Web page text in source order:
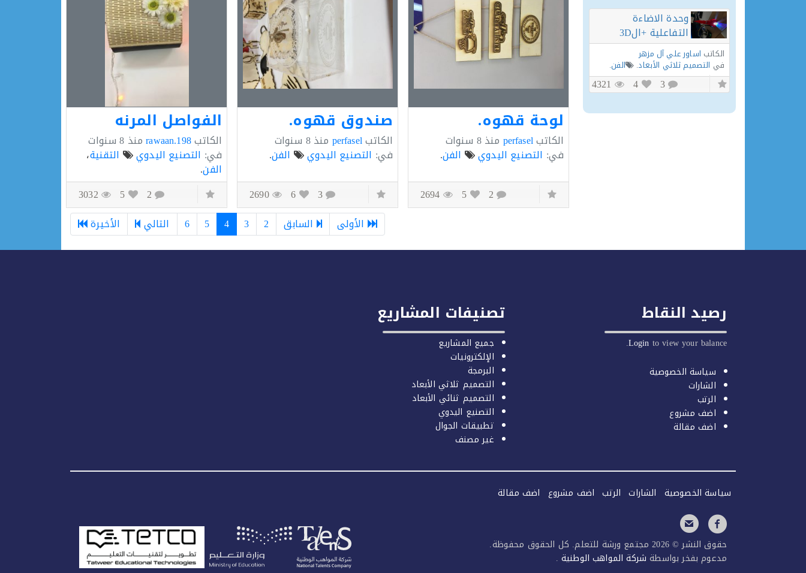
لوحة قهوه.
الكاتبperfasel منذ8 سنوات
في: التصنيع اليدوي الفن.
2
صندوق قهوه.
الكاتبperfasel منذ8 سنوات
في: التصنيع اليدوي الفن.
3
2690
الفواصل المرنه
الكاتبrawaan.198 منذ 8 سنوات
في: التصنيع اليدوي التقنية،
الفن.
2
الأولى
السابق 2
3
4
5
6 التالي الأخيرة
وحدة الاضاءة
التفاعلية +ال3D
الكاتب اساور علي آل مزهر
في التصميم ثلاثي الأبعاد. الفن.
3
رصيد النقاط
Login to view your balance.
سياسة الخصوصية
الشارات
الرتب
اضف مشروع
اضف مقالة
تصنيفات المشاريع
جميع المشاريع
الإلكترونيات
البرمجة
التصميم ثلاثي الأبعاد
التصميم ثنائي الأبعاد
التصنيع اليدوي
تطبيقات الجوال
غير مصنف
سياسة الخصوصية الشارات الرتب اضف مشروع اضف مقالة
حقوق النشر © 2026 مجتمع ورشة للتعلم. كل الحقوق محفوظة.
مدعوم بفخر بواسطة شركة المواهب الوطنية .